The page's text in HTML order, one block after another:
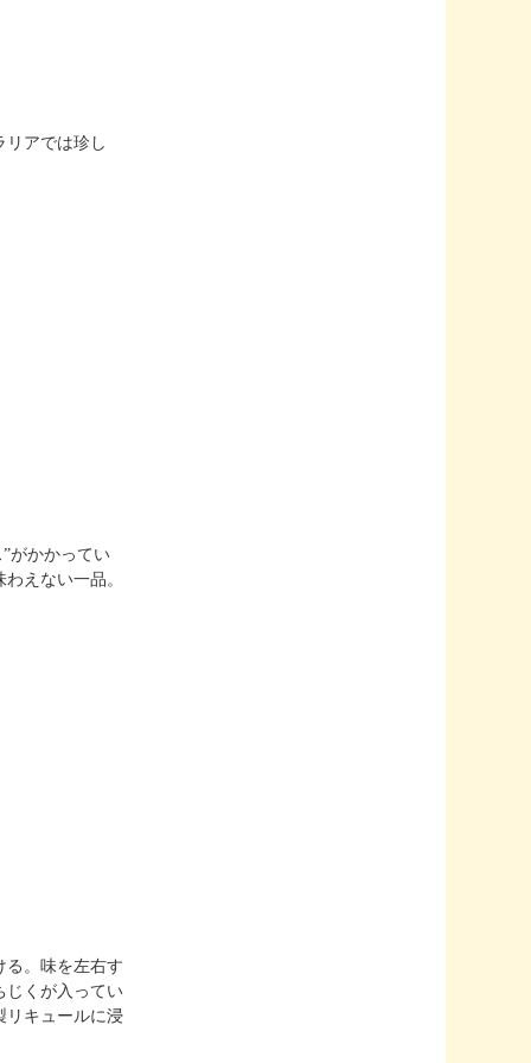
リアでは珍し
がかかってい
えない一品。
る。味を左右す
じくが入ってい
リキュールに浸